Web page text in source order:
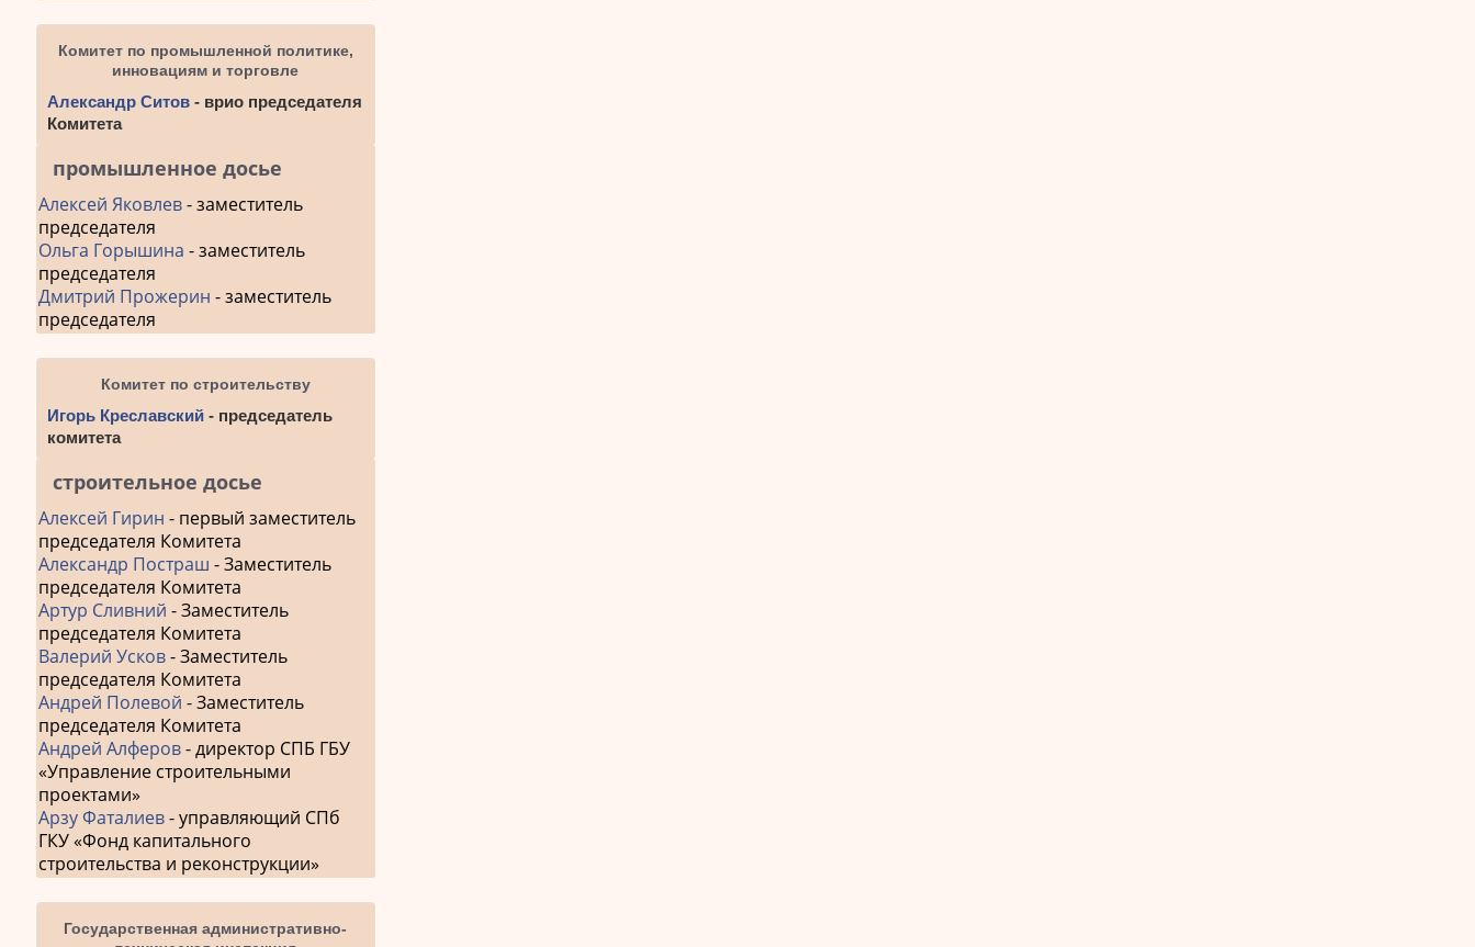
Комитет по промышленной политике,
инновациям и торговле
Александр Ситов - врио председателя
Комитета
промышленное досье
Алексей Яковлев- заместитель
председателя
Ольга Горышина - заместитель
председателя
Дмитрий Прожерин - заместитель
председателя
Комитет по строительству
Игорь Креславский - председатель
комитета
строительное досье
Алексей Гирин - первый заместитель
председателя Комитета
Александр Постраш - Заместитель
председателя Комитета
Артур Сливний - Заместитель
председателя Комитета
Валерий Усков- Заместитель
председателя Комитета
Андрей Полевой - Заместитель
председателя Комитета
Андрей Алферов- директор СПБ ГБУ
«Управление строительными
проектами»
Арзу Фаталиев- управляющий СПб
ГКУ «Фонд капитального
строительства и реконструкции»
Государственная административно-